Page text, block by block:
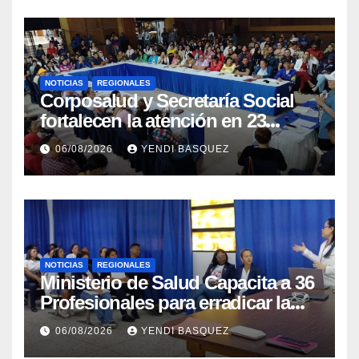
NOTICIAS REGIONALES
Corposalud y Secretaría Social
fortalecen la atención en 23
municipios
06/08/2026 YENDI BASQUEZ
NOTICIAS REGIONALES
Ministerio de Salud Capacita a 36
Profesionales para erradicar la
Tuberculosis en Yaracuy
06/08/2026 YENDI BASQUEZ